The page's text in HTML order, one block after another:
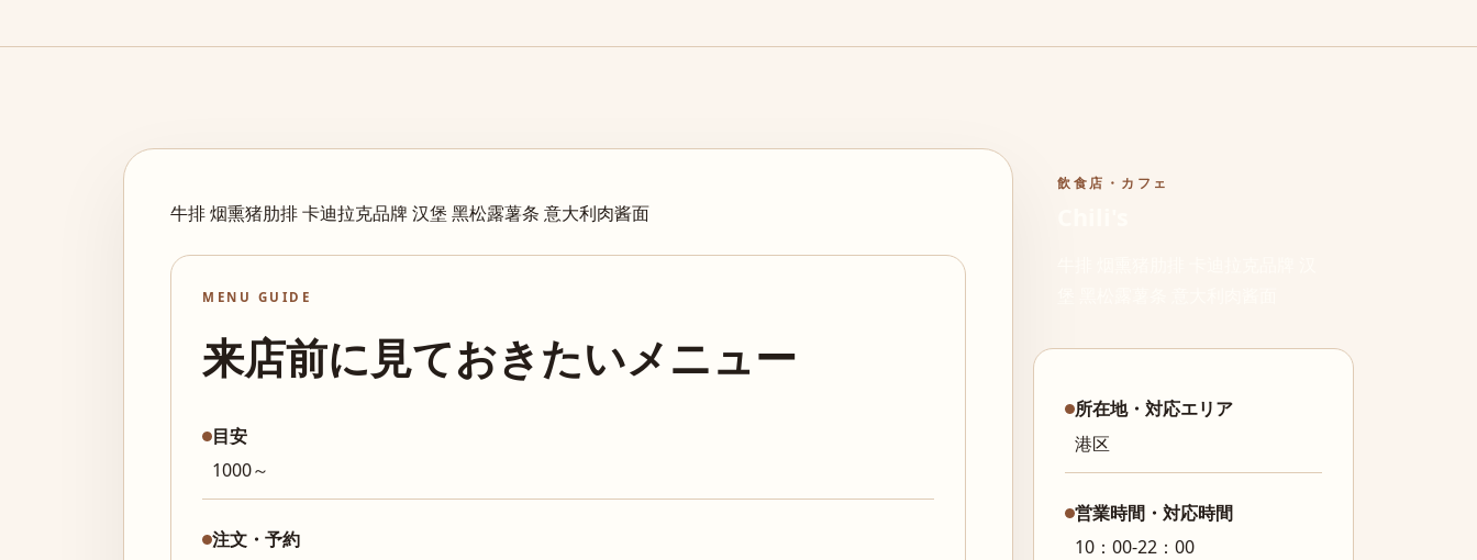
牛排 烟熏猪肋排 卡迪拉克品牌 汉堡 黑松露薯条 意大利肉酱面
MENU GUIDE
来店前に見ておきたいメニュー
目安
1000～
注文・予約
飲食店・カフェ
所在地・対応エリア
港区
営業時間・対応時間
10：00-22：00